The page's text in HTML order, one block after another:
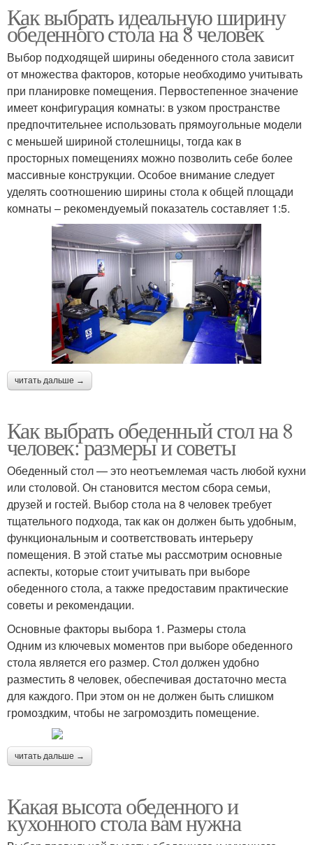
Как выбрать идеальную ширину
обеденного стола на 8 человек
Выбор подходящей ширины обеденного стола зависит
от множества факторов, которые необходимо учитывать
при планировке помещения. Первостепенное значение
имеет конфигурация комнаты: в узком пространстве
предпочтительнее использовать прямоугольные модели
с меньшей шириной столешницы, тогда как в
просторных помещениях можно позволить себе более
массивные конструкции. Особое внимание следует
уделять соотношению ширины стола к общей площади
комнаты – рекомендуемый показатель составляет 1:5.
читать дальше →
Как выбрать обеденный стол на 8
человек: размеры и советы
Обеденный стол — это неотъемлемая часть любой кухни
или столовой. Он становится местом сбора семьи,
друзей и гостей. Выбор стола на 8 человек требует
тщательного подхода, так как он должен быть удобным,
функциональным и соответствовать интерьеру
помещения. В этой статье мы рассмотрим основные
аспекты, которые стоит учитывать при выборе
обеденного стола, а также предоставим практические
советы и рекомендации.
Основные факторы выбора 1. Размеры стола
Одним из ключевых моментов при выборе обеденного
стола является его размер. Стол должен удобно
разместить 8 человек, обеспечивая достаточно места
для каждого. При этом он не должен быть слишком
громоздким, чтобы не загромоздить помещение.
читать дальше →
Какая высота обеденного и
кухонного стола вам нужна